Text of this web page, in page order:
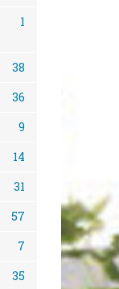
1
38
36
9
14
31
57
7
35